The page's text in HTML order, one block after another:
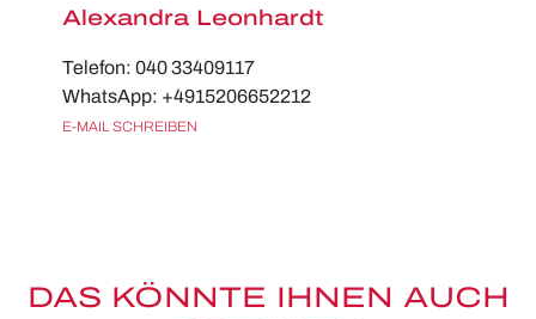
Alexandra Leonhardt
Telefon: 040 33409117
WhatsApp: +4915206652212
E-MAIL SCHREIBEN
DAS KÖNNTE IHNEN AUCH